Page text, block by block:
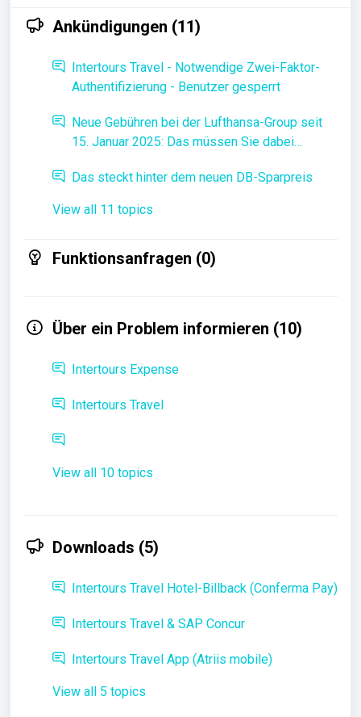
Ankündigungen (11)
Intertours Travel - Notwendige Zwei-Faktor-
Authentifizierung - Benutzer gesperrt
Neue Gebühren bei der Lufthansa-Group seit
15. Januar 2025: Das müssen Sie dabei
Das steckt hinter dem neuen DB-Sparpreis
View all 11 topics
Funktionsanfragen (0)
Über ein Problem informieren (10)
Intertours Expense
Intertours Travel
View all 10 topics
Downloads (5)
Intertours Travel Hotel-Billback (Conferma Pay)
Intertours Travel & SAP Concur
Intertours Travel App (Atriis mobile)
View all 5 topics